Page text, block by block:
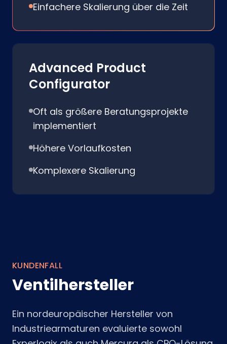
Einfachere Skalierung über die Zeit
Advanced Product
Configurator
Oft als größere Beratungsprojekte
implementiert
Höhere Vorlaufkosten
Komplexere Skalierung
KUNDENFALL
Ventilhersteller
Ein nordeuropäischer Hersteller von
Industriearmaturen evaluierte sowohl